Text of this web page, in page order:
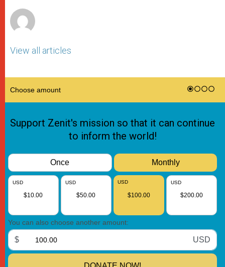
View all articles